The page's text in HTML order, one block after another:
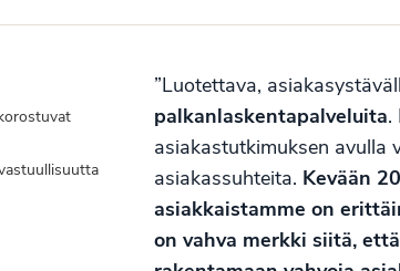
”Luotettava,
palkanlaskentapalveluita.
asiakastutkimuksen avulla
asiakassuhteita. Kevään
asiakkaistamme on
on vahva merkki siitä,